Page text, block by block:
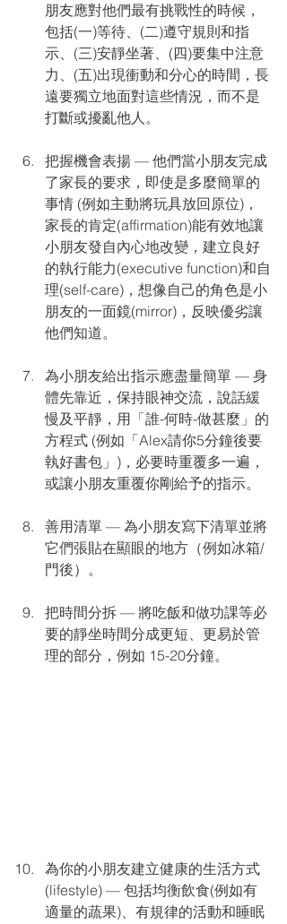
朋友應對他們最有挑戰性的時候，
包括(一)等待、(二)遵守規則和指
示、(三)安靜坐著、(四)要集中注意
力、(五)出現衝動和分心的時間，長
遠要獨立地面對這些情況，而不是
打斷或擾亂他人。
把握機會表揚 — 他們當小朋友完成
了家長的要求，即使是多麼簡單的
事情 (例如主動將玩具放回原位)，
家長的肯定(affirmation)能有效地讓
小朋友發自內心地改變，建立良好
的執行能力(executive function)和自
理(self-care)，想像自己的角色是小
朋友的一面鏡(mirror)，反映優劣讓
他們知道。
為小朋友給出指示應盡量簡單 — 身
體先靠近，保持眼神交流，說話緩
慢及平靜，用「誰-何時-做甚麼」的
方程式 (例如「Alex請你5分鐘後要
執好書包」)，必要時重覆多一遍，
或讓小朋友重覆你剛給予的指示。
善用清單 — 為小朋友寫下清單並將
它們張貼在顯眼的地方（例如冰箱/
門後）。
把時間分拆 — 將吃飯和做功課等必
要的靜坐時間分成更短、更易於管
理的部分，例如 15-20分鐘。
為你的小朋友建立健康的生活方式
(lifestyle) — 包括均衡飲食(例如有
適量的蔬果)、有規律的活動和睡眠